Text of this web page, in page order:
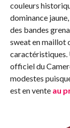
couleurs
dominance
des bandes
sweat en maillot
caractéristiques.
officiel du
modestes
est en vente au